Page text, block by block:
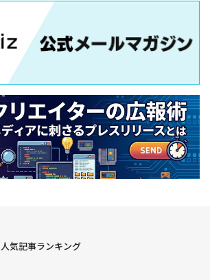
人気記事ランキング